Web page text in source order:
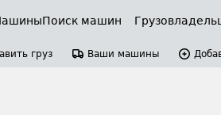
Поиск машин
груз Ваши машины